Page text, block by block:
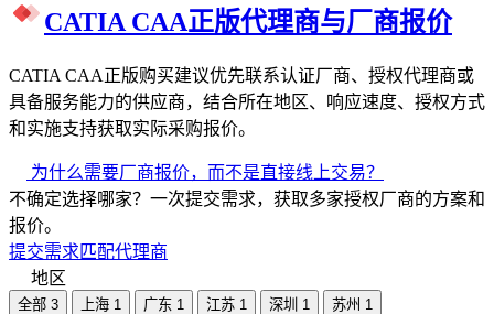
CATIA CAA正版代理商与厂商报价
CATIA CAA正版购买建议优先联系认证厂商、授权代理商或
具备服务能力的供应商，结合所在地区、响应速度、授权方式
和实施支持获取实际采购报价。
为什么需要厂商报价，而不是直接线上交易？
不确定选择哪家？一次提交需求，获取多家授权厂商的方案和
报价。
提交需求匹配代理商
地区
全部 3 上海 1 广东 1 江苏 1 深圳 1 苏州 1